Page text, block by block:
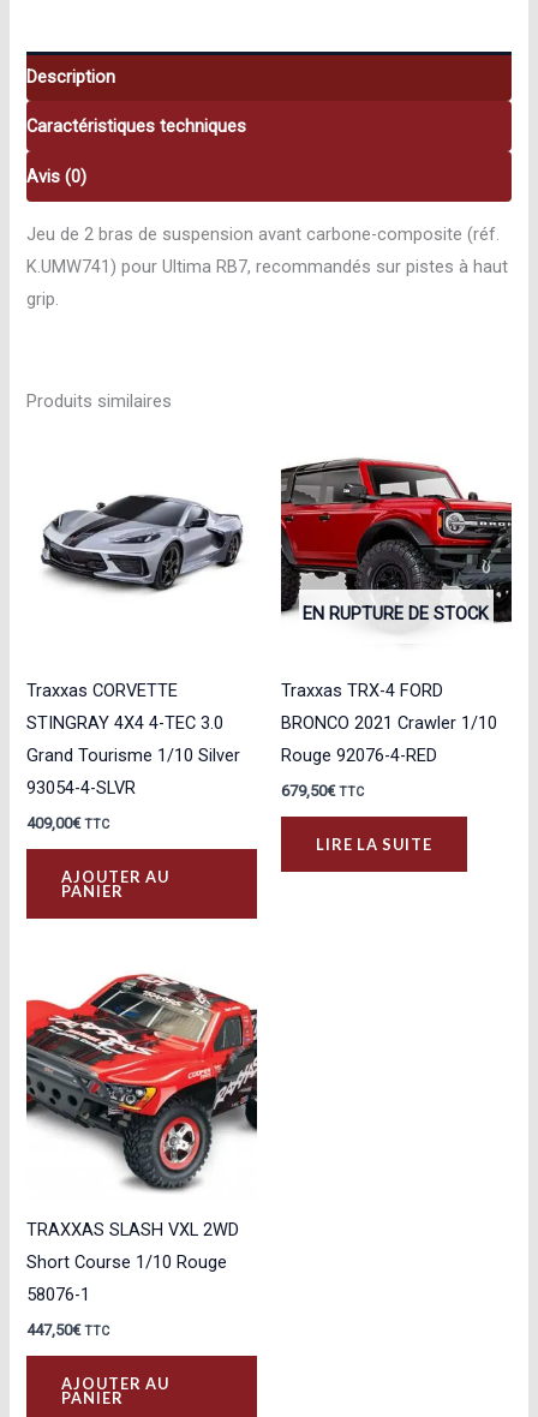
Kyosho
K.UMW741
Description
Caractéristiques techniques
Avis (0)
Jeu de 2 bras de suspension avant carbone-composite (réf.
K.UMW741) pour Ultima RB7, recommandés sur pistes à haut
grip.
Produits similaires
Traxxas CORVETTE
STINGRAY 4X4 4-TEC 3.0
Grand Tourisme 1/10 Silver
93054-4-SLVR
409,00€ TTC
AJOUTER AU
PANIER
EN RUPTURE DE STOCK
Traxxas TRX-4 FORD
BRONCO 2021 Crawler 1/10
Rouge 92076-4-RED
679,50€ TTC
LIRE LA SUITE
TRAXXAS SLASH VXL 2WD
Short Course 1/10 Rouge
58076-1
447,50€ TTC
AJOUTER AU
PANIER